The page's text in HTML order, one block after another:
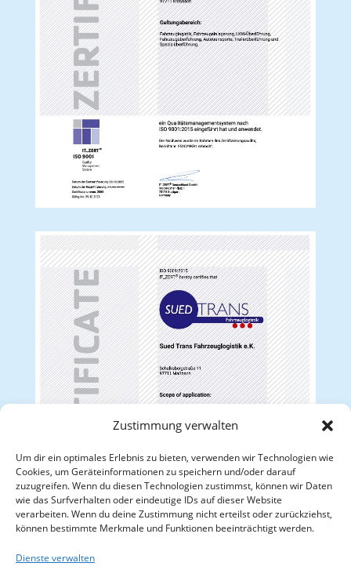
Zustimmung verwalten
Um dir ein optimales Erlebnis zu bieten, verwenden wir Technologien wie
Cookies, um Geräteinformationen zu speichern und/oder darauf
zuzugreifen. Wenn du diesen Technologien zustimmst, können wir Daten
wie das Surfverhalten oder eindeutige IDs auf dieser Website
verarbeiten. Wenn du deine Zustimmung nicht erteilst oder zurückziehst,
können bestimmte Merkmale und Funktionen beeinträchtigt werden.
Dienste verwalten